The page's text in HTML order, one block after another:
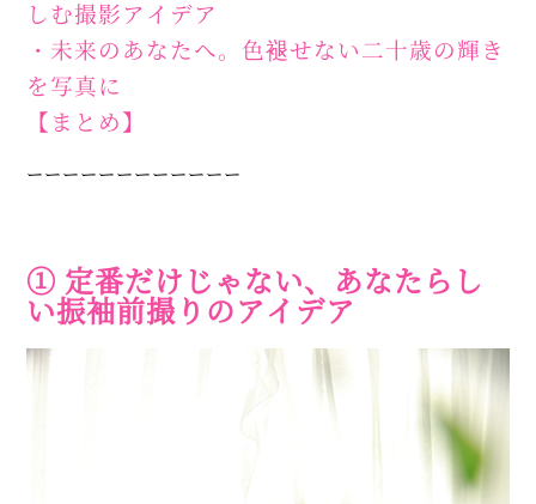
しむ撮影アイデア
・未来のあなたへ。色褪せない二十歳の輝き
を写真に
【まとめ】
ーーーーーーーーーーーー
① 定番だけじゃない、あなたらし
い振袖前撮りのアイデア